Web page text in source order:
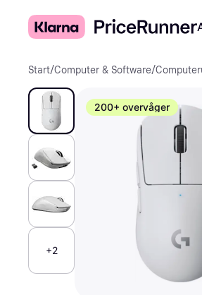
Start/Computer & Software/
200+ overvåger
+2